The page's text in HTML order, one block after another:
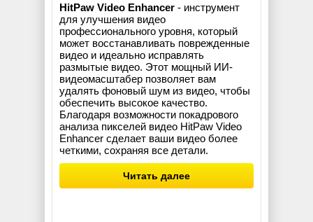
HitPaw Video Enhancer - инструмент
для улучшения видео
профессионального уровня, который
может восстанавливать поврежденные
видео и идеально исправлять
размытые видео. Этот мощный ИИ-
видеомасштабер позволяет вам
удалять фоновый шум из видео, чтобы
обеспечить высокое качество.
Благодаря возможности покадрового
анализа пикселей видео HitPaw Video
Enhancer сделает ваши видео более
четкими, сохраняя все детали.
Читать далее